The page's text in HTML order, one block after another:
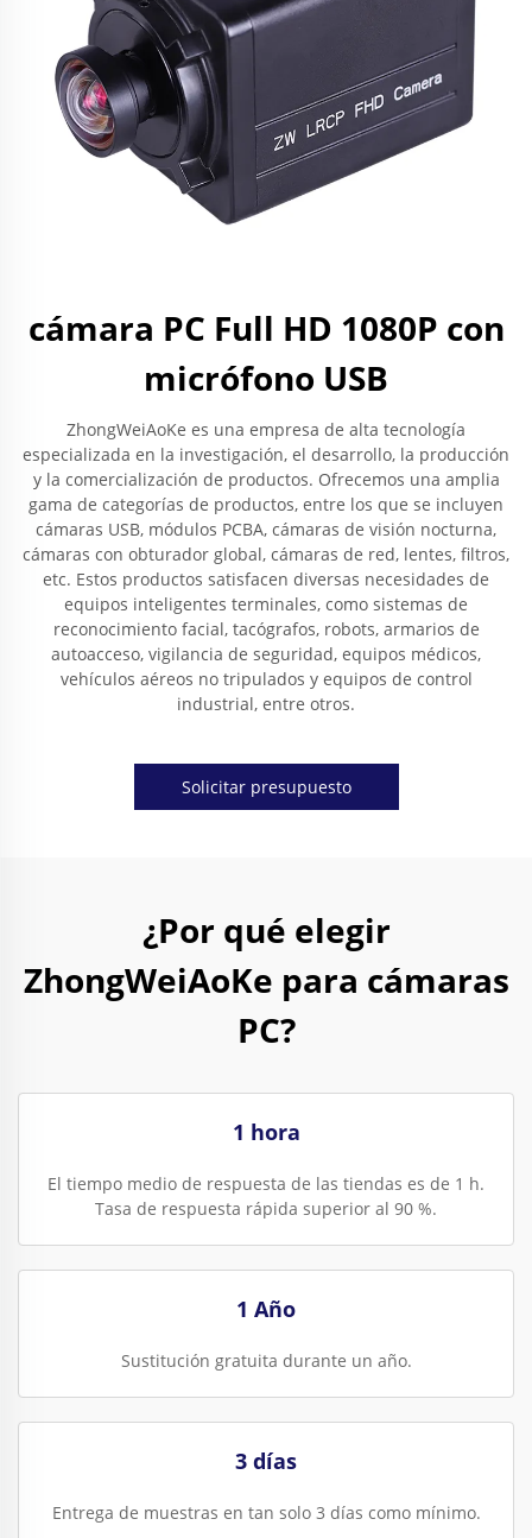
cámara PC Full HD 1080P con
micrófono USB
ZhongWeiAoKe es una empresa de alta tecnología
especializada en la investigación, el desarrollo, la producción
y la comercialización de productos. Ofrecemos una amplia
gama de categorías de productos, entre los que se incluyen
cámaras USB, módulos PCBA, cámaras de visión nocturna,
cámaras con obturador global, cámaras de red, lentes, filtros,
etc. Estos productos satisfacen diversas necesidades de
equipos inteligentes terminales, como sistemas de
reconocimiento facial, tacógrafos, robots, armarios de
autoacceso, vigilancia de seguridad, equipos médicos,
vehículos aéreos no tripulados y equipos de control
industrial, entre otros.
Solicitar presupuesto
¿Por qué elegir
ZhongWeiAoKe para cámaras
PC?
1 hora
El tiempo medio de respuesta de las tiendas es de 1 h.
Tasa de respuesta rápida superior al 90 %.
1 Año
Sustitución gratuita durante un año.
3 días
Entrega de muestras en tan solo 3 días como mínimo.